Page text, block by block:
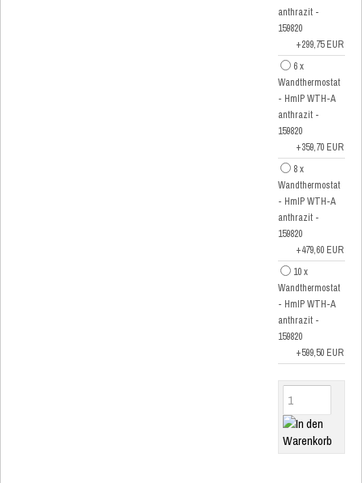
anthrazit -
159820
+299,75 EUR
6 x
Wandthermostat
- HmIP WTH-A
anthrazit -
159820
+359,70 EUR
8 x
Wandthermostat
- HmIP WTH-A
anthrazit -
159820
+479,60 EUR
10 x
Wandthermostat
- HmIP WTH-A
anthrazit -
159820
+599,50 EUR